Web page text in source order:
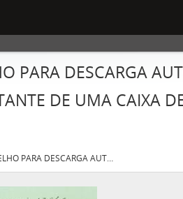
PARA DESCARGA
DE UMA CAIXA
UM APPARELHO PARA DESCARGA AUTOMATICA OU PROVOCADA DE UM LIQUIDO DESINFECTANTE DE UMA CAIXA DE LAVAGEM DE LATRINAS OU SEMELHANTES